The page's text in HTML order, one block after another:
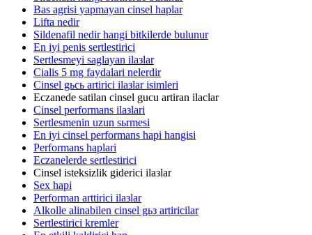
Bas agrisi yapmayan cinsel haplar
Lifta nedir
Sildenafil nedir hangi bitkilerde bulunur
En iyi penis sertlestirici
Sertlesmeyi saglayan ilaзlar
Cialis 5 mg faydalari nelerdir
Cinsel gьcь artirici ilaзlar isimleri
Eczanede satilan cinsel gucu artiran ilaclar
Cinsel performans ilaзlari
Sertlesmenin uzun sьrmesi
En iyi cinsel performans hapi hangisi
Performans haplari
Eczanelerde sertlestirici
Cinsel isteksizlik giderici ilaзlar
Sex hapi
Performan arttirici ilaзlar
Alkolle alinabilen cinsel gьз artiricilar
Sertlestirici kremler